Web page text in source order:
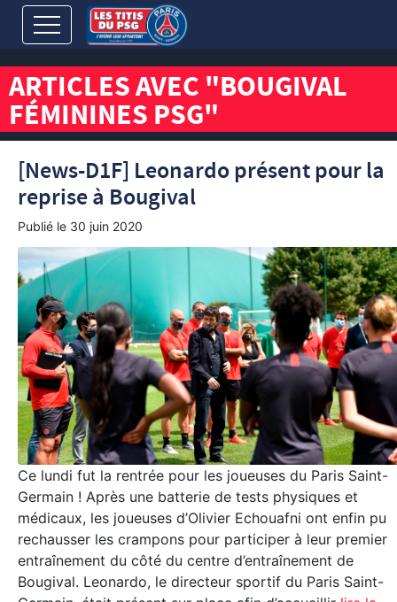
ARTICLES AVEC "BOUGIVAL
FÉMININES PSG"
[News-D1F] Leonardo présent pour la
reprise à Bougival
Publié le 30 juin 2020
Ce lundi fut la rentrée pour les joueuses du Paris Saint-
Germain ! Après une batterie de tests physiques et
médicaux, les joueuses d’Olivier Echouafni ont enfin pu
rechausser les crampons pour participer à leur premier
entraînement du côté du centre d’entraînement de
Bougival. Leonardo, le directeur sportif du Paris Saint-